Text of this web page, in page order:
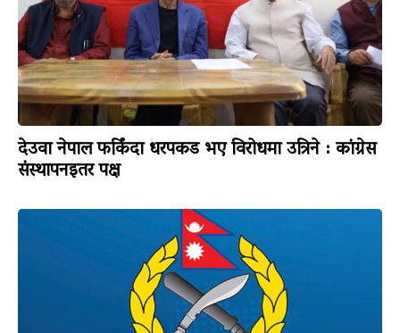
देउवा नेपाल फर्किंदा धरपकड भए विरोधमा उत्रिने : कांग्रेस
संस्थापनइतर पक्ष